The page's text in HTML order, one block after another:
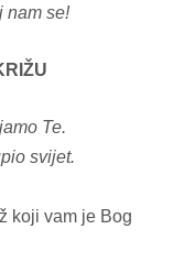
nam se!
Te.
svijet.
koji vam je Bog